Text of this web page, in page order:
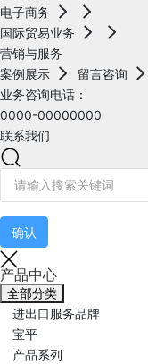
电子商务
国际贸易业务
营销与服务
案例展示
留言咨询
业务咨询电话：
0000-00000000
联系我们
确认
产品中心
全部分类
进出口服务品牌
宝平
产品系列